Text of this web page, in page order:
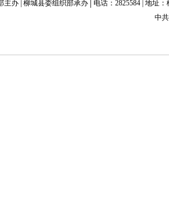
办 | 柳城县委组织部承办│电话：2825584 | 地址
中